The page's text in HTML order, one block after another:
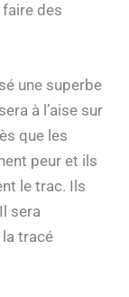
des
une superbe
à l’aise sur
que les
peur et ils
le trac. Ils
sera
tracé